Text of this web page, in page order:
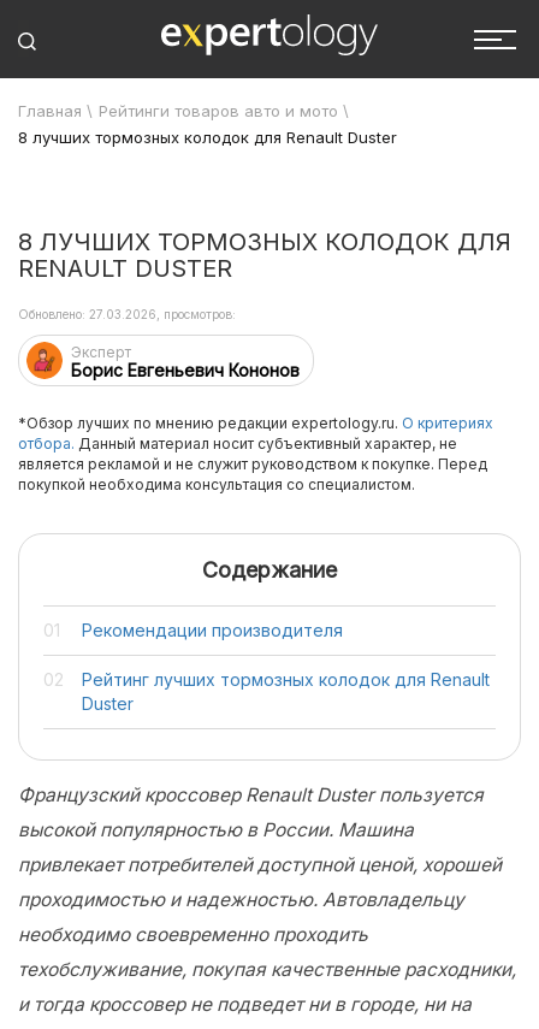
Главная \ Рейтинги товаров авто и мото \
8 лучших тормозных колодок для Renault Duster
8 ЛУЧШИХ ТОРМОЗНЫХ КОЛОДОК ДЛЯ
RENAULT DUSTER
Эксперт
Борис Евгеньевич Кононов
Обновлено: 27.03.2026, просмотров:
*Обзор лучших по мнению редакции expertology.ru. О критериях
отбора. Данный материал носит субъективный характер, не
является рекламой и не служит руководством к покупке. Перед
покупкой необходима консультация со специалистом.
Содержание
Рекомендации производителя
Рейтинг лучших тормозных колодок для Renault
Duster
Французский кроссовер Renault Duster пользуется
высокой популярностью в России. Машина
привлекает потребителей доступной ценой, хорошей
проходимостью и надежностью. Автовладельцу
необходимо своевременно проходить
техобслуживание, покупая качественные расходники,
и тогда кроссовер не подведет ни в городе, ни на